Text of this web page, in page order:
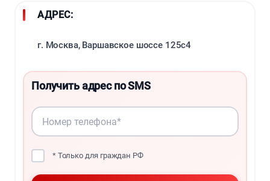
АДРЕС:
г. Москва, Варшавское шоссе 125с4
Получить адрес по SMS
* Только для граждан РФ